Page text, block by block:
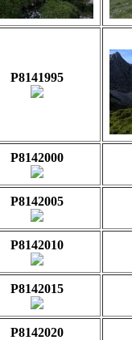
P8141995
P8142000
P8142005
P8142010
P8142015
P8142020